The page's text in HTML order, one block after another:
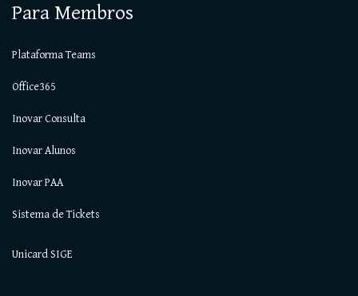
Para Membros
Plataforma Teams
Office365
Inovar Consulta
Inovar Alunos
Inovar PAA
Sistema de Tickets
Unicard SIGE